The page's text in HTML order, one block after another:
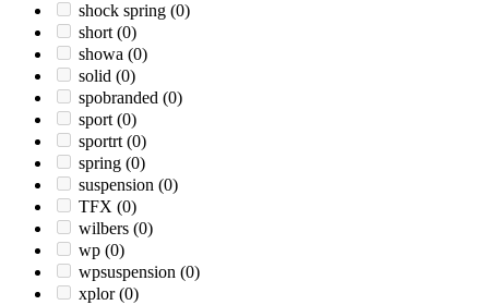
shock spring (0)
short (0)
showa (0)
solid (0)
spobranded (0)
sport (0)
sportrt (0)
spring (0)
suspension (0)
TFX (0)
wilbers (0)
wp (0)
wpsuspension (0)
xplor(0)